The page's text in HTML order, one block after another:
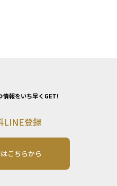
情報をいち早くGET!
LINE登録
こちらから